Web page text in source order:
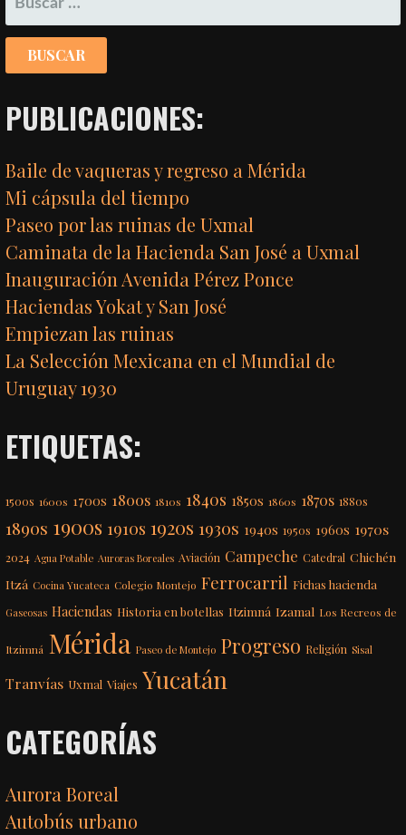
PUBLICACIONES:
Baile de vaqueras y regreso a Mérida
Mi cápsula del tiempo
Paseo por las ruinas de Uxmal
Caminata de la Hacienda San José a Uxmal
Inauguración Avenida Pérez Ponce
Haciendas Yokat y San José
Empiezan las ruinas
La Selección Mexicana en el Mundial de
Uruguay 1930
ETIQUETAS:
1500s 1600s 1700s 1800s 1810s 1840s 1850s 1860s 1870s 1880s
1890s 1900s 1910s 1920s 1930s 1940s 1950s 1960s 1970s
2024 Agua Potable Auroras Boreales Aviación Campeche Catedral Chichén
Itzá Cocina Yucateca Colegio Montejo Ferrocarril Fichas hacienda
Gaseosas Haciendas Historia en botellas Itzimná Izamal Los Recreos de
Itzimná Mérida Paseo de Montejo Progreso Religión Sisal
Tranvías Uxmal Viajes Yucatán
CATEGORÍAS
Aurora Boreal
Autobús urbano